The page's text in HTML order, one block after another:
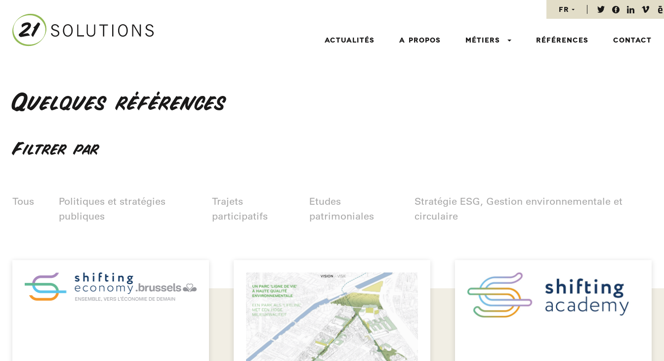
fr
Actualités A propos Métiers Références Contact
Quelques références
Filtrer par
Tous
Politiques et stratégies
publiques
Trajets
participatifs
Etudes
patrimoniales
Stratégie ESG, Gestion environnementale et
circulaire